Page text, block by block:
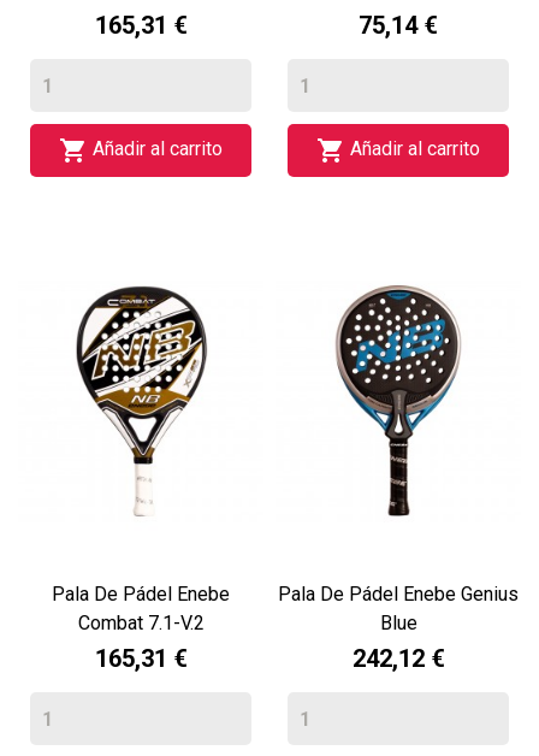
165,31 €
 Añadir al carrito
75,14 €
 Añadir al carrito
Pala De Pádel Enebe
Combat 7.1-V.2
165,31 €
Pala De Pádel Enebe Genius
Blue
242,12 €